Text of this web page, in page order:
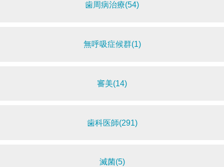
歯周病治療(54)
無呼吸症候群(1)
審美(14)
歯科医師(291)
滅菌(5)